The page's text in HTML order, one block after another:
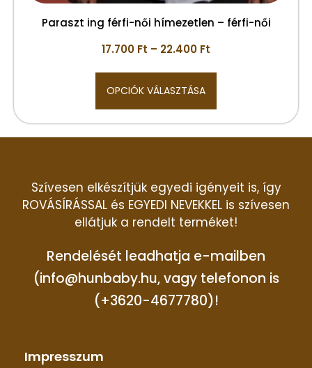
Paraszt ing férfi-női hímezetlen – férfi-női
17.700 Ft – 22.400 Ft
OPCIÓK VÁLASZTÁSA
Szívesen elkészítjük egyedi igényeit is, így
ROVÁSÍRÁSSAL és EGYEDI NEVEKKEL is szívesen
ellátjuk a rendelt terméket!
Rendelését leadhatja e-mailben
(info@hunbaby.hu, vagy telefonon is
(+3620-4677780)!
Impresszum